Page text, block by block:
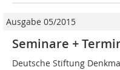
Ausgabe 05/2015
Seminare +
Deutsche Stiftung